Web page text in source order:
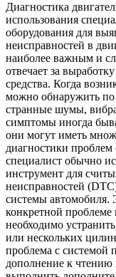
Диагностика
использования
оборудования для
неисправностей в
наиболее важным и
отвечает за
средства. Когда
можно обнаружить
странные шумы,
симптомы иногда
они могут иметь
диагностики
специалист обычно
инструмент для
неисправностей
системы
конкретной
необходимо
или нескольких
проблема с системой
дополнение к